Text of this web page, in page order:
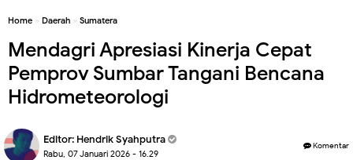
Home » Daerah » Sumatera
Mendagri Apresiasi Kinerja Cepat
Pemprov Sumbar Tangani Bencana
Hidrometeorologi
Editor: Hendrik Syahputra
Rabu, 07 Januari 2026 - 16.29
Komentar